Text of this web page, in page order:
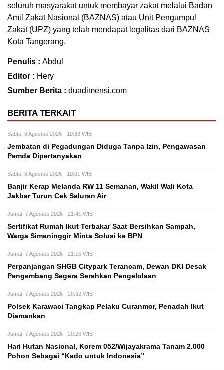
seluruh masyarakat untuk membayar zakat melalui Badan
Amil Zakat Nasional (BAZNAS) atau Unit Pengumpul
Zakat (UPZ) yang telah mendapat legalitas dari BAZNAS
Kota Tangerang.
Penulis : Abdul
Editor : Hery
Sumber Berita : duadimensi.com
BERITA TERKAIT
Sabtu, 8 Agustus 2026 - 10:38 WIB
Jembatan di Pegadungan Diduga Tanpa Izin, Pengawasan
Pemda Dipertanyakan
Sabtu, 8 Agustus 2026 - 10:01 WIB
Banjir Kerap Melanda RW 11 Semanan, Wakil Wali Kota
Jakbar Turun Cek Saluran Air
Jumat, 7 Agustus 2026 - 21:41 WIB
Sertifikat Rumah Ikut Terbakar Saat Bersihkan Sampah,
Warga Simaninggir Minta Solusi ke BPN
Jumat, 7 Agustus 2026 - 21:15 WIB
Perpanjangan SHGB Citypark Terancam, Dewan DKI Desak
Pengembang Segera Serahkan Pengelolaan
Jumat, 7 Agustus 2026 - 20:32 WIB
Polsek Karawaci Tangkap Pelaku Curanmor, Penadah Ikut
Diamankan
Jumat, 7 Agustus 2026 - 20:26 WIB
Hari Hutan Nasional, Korem 052/Wijayakrama Tanam 2.000
Pohon Sebagai “Kado untuk Indonesia”